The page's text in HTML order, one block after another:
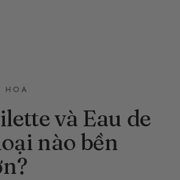
HOA
và Eau de
nào bền